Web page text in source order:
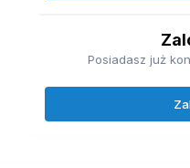
Posiadasz już